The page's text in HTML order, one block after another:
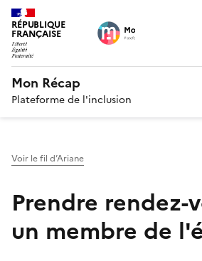
RÉPUBLIQUE
FRANÇAISE
Mon Récap
Plateforme de l'inclusion
Voir le fil d’Ariane
Prendre rendez-
un membre de